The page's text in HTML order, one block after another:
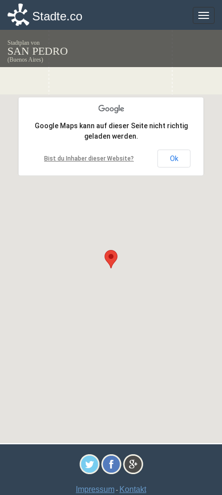
Toggle
Stadte.co
Stadtplan von
SAN PEDRO
(Buenos Aires)
Google Maps kann auf dieser Seite nicht richtig
geladen werden.
Bist du Inhaber dieser Website? Ok
Google Maps kann auf dieser Seite nicht richtig
geladen werden.
Bist du Inhaber dieser Website? Ok
Impressum - Kontakt
Toggle
Stadte.co